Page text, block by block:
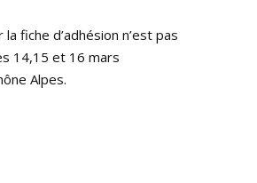
fiche d’adhésion n’est pas
14,15 et 16 mars
Alpes.